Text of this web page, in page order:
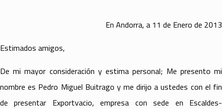
En Andorra, a 11 de Enero de 2013
Estimados amigos,
De mi mayor consideración y estima personal; Me presento mi
nombre es Pedro Miguel Buitrago y me dirijo a ustedes con el fin
de presentar Exportvacio, empresa con sede en Escaldes-